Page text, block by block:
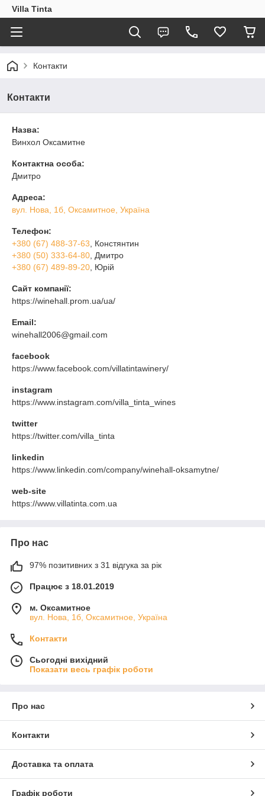
Villa Tinta
Контакти
Контакти
Назва:
Винхол Оксамитне
Контактна особа:
Дмитро
Адреса:
вул. Нова, 1б, Оксамитное, Україна
Телефон:
+380 (67) 488-37-63 , Констянтин
+380 (50) 333-64-80 , Дмитро
+380 (67) 489-89-20 , Юрій
Сайт компанії:
https://winehall.prom.ua/ua/
Email:
winehall2006@gmail.com
facebook
https://www.facebook.com/villatintawinery/
instagram
https://www.instagram.com/villa_tinta_wines
twitter
https://twitter.com/villa_tinta
linkedin
https://www.linkedin.com/company/winehall-oksamytne/
web-site
https://www.villatinta.com.ua
Про нас
97% позитивних з 31 відгука за рік
Працює з 18.01.2019
м. Оксамитное
вул. Нова, 1б, Оксамитное, Україна
Контакти
Сьогодні вихідний
Показати весь графік роботи
Про нас
Контакти
Доставка та оплата
Графік роботи